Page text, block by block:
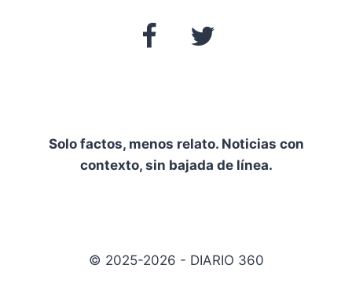
Solo factos, menos relato. Noticias con
contexto, sin bajada de línea.
© 2025-2026 - DIARIO 360